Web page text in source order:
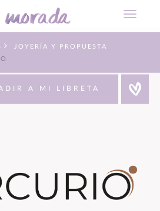
JOYERÍA Y PROPUESTA
A MI LIBRETA